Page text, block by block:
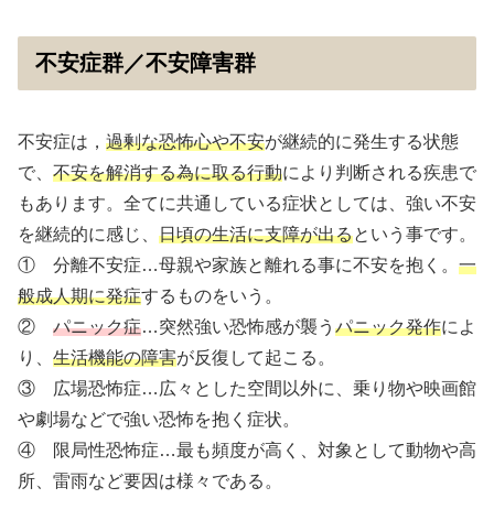
不安症群／不安障害群
不安症は， 過剰な恐怖心や不安が継続的に発生する状態
で、 不安を解消する為に取る行動により判断される疾患で
もあります。全てに共通している症状としては、強い不安
を継続的に感じ、 日頃の生活に支障が出るという事です。
① 分離不安症…母親や家族と離れる事に不安を抱く。 一
般成人期に発症するものをいう。
② パニック症…突然強い恐怖感が襲う パニック発作によ
り、 生活機能の障害が反復して起こる。
③ 広場恐怖症…広々とした空間以外に、乗り物や映画館
や劇場などで強い恐怖を抱く症状。
④ 限局性恐怖症…最も頻度が高く、対象として動物や高
所、雷雨など要因は様々である。